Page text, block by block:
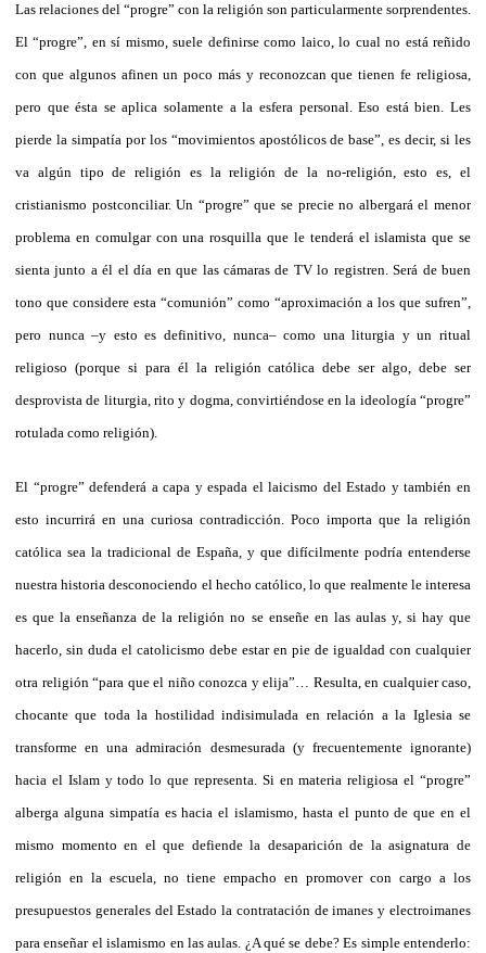
Las relaciones del “progre” con la religión son particularmente sorprendentes.
El “progre”, en sí mismo, suele definirse como laico, lo cual no está reñido
con que algunos afinen un poco más y reconozcan que tienen fe religiosa,
pero que ésta se aplica solamente a la esfera personal. Eso está bien. Les
pierde la simpatía por los “movimientos apostólicos de base”, es decir, si les
va algún tipo de religión es la religión de la no-religión, esto es, el
cristianismo postconciliar. Un “progre” que se precie no albergará el menor
problema en comulgar con una rosquilla que le tenderá el islamista que se
sienta junto a él el día en que las cámaras de TV lo registren. Será de buen
tono que considere esta “comunión” como “aproximación a los que sufren”,
pero nunca –y esto es definitivo, nunca– como una liturgia y un ritual
religioso (porque si para él la religión católica debe ser algo, debe ser
desprovista de liturgia, rito y dogma, convirtiéndose en la ideología “progre”
rotulada como religión).
El “progre” defenderá a capa y espada el laicismo del Estado y también en
esto incurrirá en una curiosa contradicción. Poco importa que la religión
católica sea la tradicional de España, y que difícilmente podría entenderse
nuestra historia desconociendo el hecho católico, lo que realmente le interesa
es que la enseñanza de la religión no se enseñe en las aulas y, si hay que
hacerlo, sin duda el catolicismo debe estar en pie de igualdad con cualquier
otra religión “para que el niño conozca y elija”… Resulta, en cualquier caso,
chocante que toda la hostilidad indisimulada en relación a la Iglesia se
transforme en una admiración desmesurada (y frecuentemente ignorante)
hacia el Islam y todo lo que representa. Si en materia religiosa el “progre”
alberga alguna simpatía es hacia el islamismo, hasta el punto de que en el
mismo momento en el que defiende la desaparición de la asignatura de
religión en la escuela, no tiene empacho en promover con cargo a los
presupuestos generales del Estado la contratación de imanes y electroimanes
para enseñar el islamismo en las aulas. ¿A qué se debe? Es simple entenderlo: